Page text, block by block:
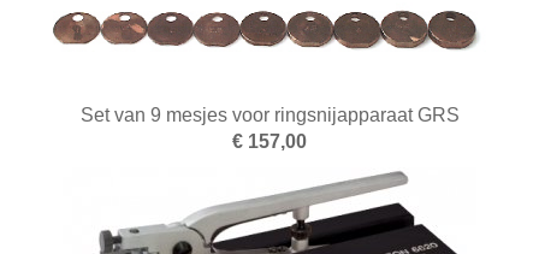
Set van 9 mesjes voor ringsnijapparaat GRS
€ 157,00